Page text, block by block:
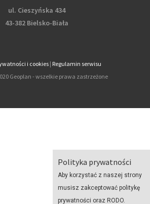
Polityka prywatności
Aby korzystać z naszej strony
musisz zakceptować politykę
prywatności oraz RODO.
ul. Cieszyńska 434
43-382 Bielsko-Biała
i cookies| Regulamin serwisu
Geoplan - wszelkie prawa zastrzeżone